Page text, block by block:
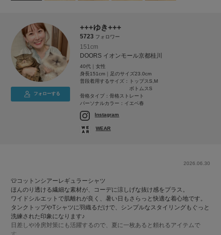
フォローする
+++ゆき+++
5723 フォロワー
151cm
DOORS イオンモール京都桂川
40代｜女性
身長151cm｜足のサイズ23.0cm
普段着用するサイズ：
トップスS,M
ボトムスS
骨格タイプ：骨格ストレート
パーソナルカラー：イエベ春
Instagram
WEAR
2026.06.30
👕コットンシアーレギュラーシャツ
ほんのり透ける繊細な素材が、コーデに涼しげな抜け感をプラス。
ワイドシルエットで肌離れが良く、暑い日もさらっと快適な着心地です。
タンクトップやTシャツに羽織るだけで、シンプルなスタイリングもぐっと
洗練された印象になります♪
日差しや冷房対策にも活躍するので、夏に一枚あると頼れるアイテムで